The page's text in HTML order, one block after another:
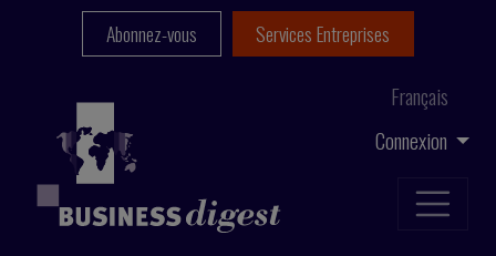
Connexion
Français
Abonnez-vous Services Entreprises